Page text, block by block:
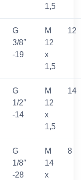
1,5
G
3/8″
-19
M
12
x
1,5
12
G
1/2″
-14
M
12
x
1,5
14
G
1/8″
-28
M
14
x
8